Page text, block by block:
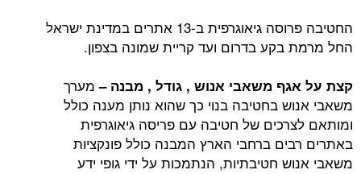
החטיבה פרוסה גיאוגרפית ב-13 אתרים במדינת ישראל
החל מרמת בקע בדרום ועד קריית שמונה בצפון.
קצת על אגף משאבי אנוש , גודל , מבנה – מערך
משאבי אנוש בחטיבה בנוי כך שהוא נותן מענה כולל
ומותאם לצרכים של חטיבה עם פריסה גיאוגרפית
באתרים רבים ברחבי הארץ המבנה כולל פונקציות
משאבי אנוש חטיבתיות, הנתמכות על ידי גופי ידע